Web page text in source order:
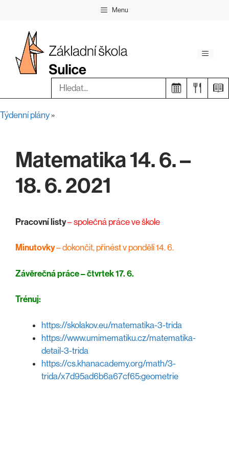
Menu
Menu
Hledat:
Týdenní plány»
Matematika 14. 6. –
18. 6. 2021
Pracovní listy– společná práce ve škole
Minutovky– dokončit, přinést v pondělí 14. 6.
Závěrečná práce – čtvrtek 17. 6.
Trénuj:
https://skolakov.eu/matematika-3-trida
https://www.umimematiku.cz/matematika-
detail-3-trida
https://cs.khanacademy.org/math/3-
trida/x7d95ad6b6a67cf65:geometrie